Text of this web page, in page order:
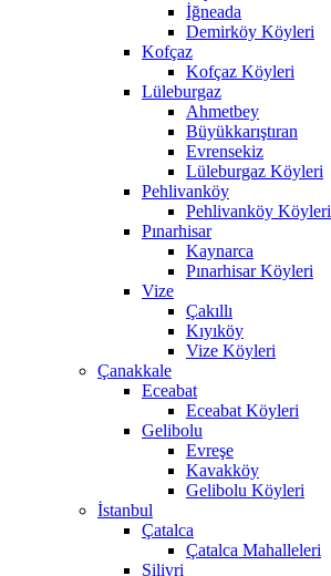
İğneada
Demirköy Köyleri
Kofçaz
Kofçaz Köyleri
Lüleburgaz
Ahmetbey
Büyükkarıştıran
Evrensekiz
Lüleburgaz Köyleri
Pehlivanköy
Pehlivanköy Köyleri
Pınarhisar
Kaynarca
Pınarhisar Köyleri
Vize
Çakıllı
Kıyıköy
Vize Köyleri
Çanakkale
Eceabat
Eceabat Köyleri
Gelibolu
Evreşe
Kavakköy
Gelibolu Köyleri
İstanbul
Çatalca
Çatalca Mahalleleri
Silivri